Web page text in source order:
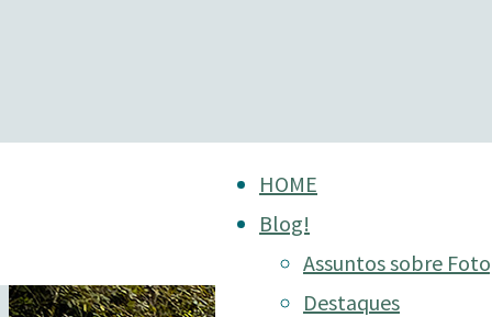
HOME
Blog!
Assuntos sobre
Destaques